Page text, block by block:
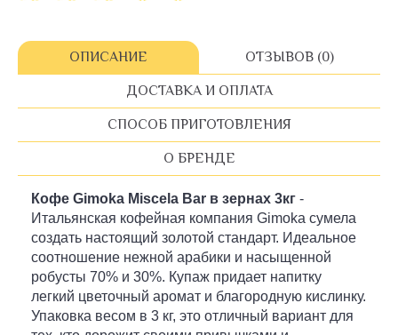
ОПИСАНИЕ ОТЗЫВОВ (0)
ДОСТАВКА И ОПЛАТА
СПОСОБ ПРИГОТОВЛЕНИЯ
О БРЕНДЕ
Кофе Gimoka Miscela Bar в зернах 3кг -
Итальянская кофейная компания Gimoka сумела
создать настоящий золотой стандарт. Идеальное
соотношение нежной арабики и насыщенной
робусты 70% и 30%. Купаж придает напитку
легкий цветочный аромат и благородную кислинку.
Упаковка весом в 3 кг, это отличный вариант для